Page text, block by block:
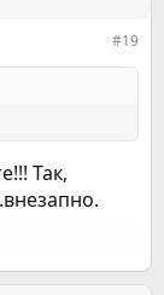
#19
Так,